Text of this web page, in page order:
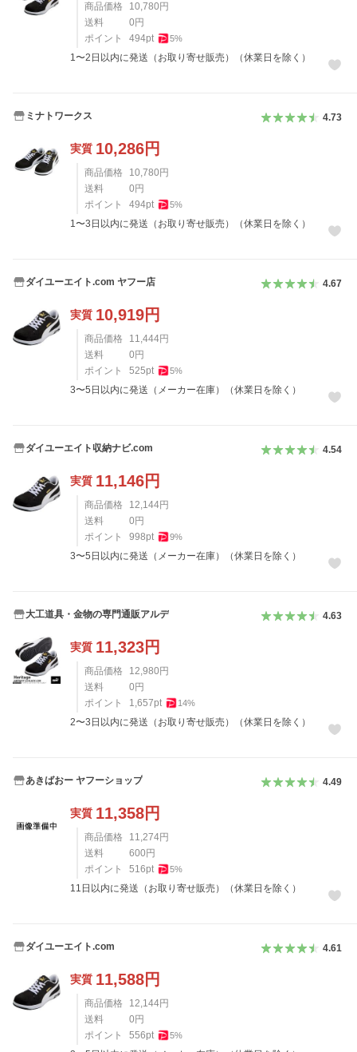
商品価格 10,780 円
送料
0 円
ポイント
494pt 5%
1〜2日以内に発送（お取り寄せ販売）（休業日を除く）
ミナトワークス 4.73
実質 10,286円
商品価格 10,780 円
送料
0 円
ポイント
494pt 5%
1〜3日以内に発送（お取り寄せ販売）（休業日を除く）
ダイユーエイト.com ヤフー店 4.67
実質 10,919円
商品価格 11,444円
送料
0 円
ポイント
525pt 5%
3〜5日以内に発送（メーカー在庫）（休業日を除く）
ダイユーエイト収納ナビ.com 4.54
実質 11,146円
商品価格 12,144円
送料
0 円
ポイント
998pt 9%
3〜5日以内に発送（メーカー在庫）（休業日を除く）
大工道具・金物の専門通販アルデ 4.63
実質 11,323円
商品価格 12,980 円
送料
0 円
ポイント
1,657pt 14%
2〜3日以内に発送（お取り寄せ販売）（休業日を除く）
あきばおー ヤフーショップ 4.49
実質 11,358円
商品価格 11,274円
送料
600 円
ポイント
516pt 5%
11日以内に発送（お取り寄せ販売）（休業日を除く）
ダイユーエイト.com 4.61
実質 11,588円
商品価格 12,144円
送料
0 円
ポイント
556pt 5%